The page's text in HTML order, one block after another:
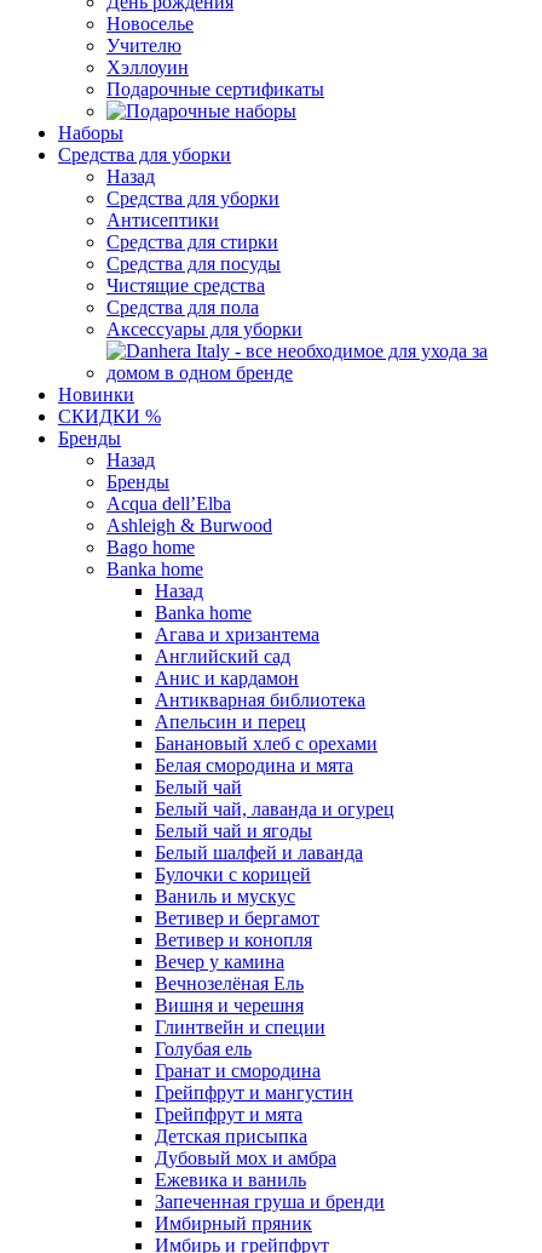
Новоселье
Учителю
Хэллоуин
Подарочные сертификаты
Наборы
Средства для уборки
Назад
Средства для уборки
Антисептики
Средства для стирки
Средства для посуды
Чистящие средства
Средства для пола
Аксессуары для уборки
Новинки
СКИДКИ %
Бренды
Назад
Бренды
Acqua dell’Elba
Ashleigh & Burwood
Bago home
Banka home
Назад
Banka home
Агава и хризантема
Английский сад
Анис и кардамон
Антикварная библиотека
Апельсин и перец
Банановый хлеб с орехами
Белая смородина и мята
Белый чай
Белый чай, лаванда и огурец
Белый чай и ягоды
Белый шалфей и лаванда
Булочки с корицей
Ваниль и мускус
Ветивер и бергамот
Ветивер и конопля
Вечер у камина
Вечнозелёная Ель
Вишня и черешня
Глинтвейн и специи
Голубая ель
Гранат и смородина
Грейпфрут и мангустин
Грейпфрут и мята
Детская присыпка
Дубовый мох и амбра
Ежевика и ваниль
Запеченная груша и бренди
Имбирный пряник
Имбирь и грейпфрут